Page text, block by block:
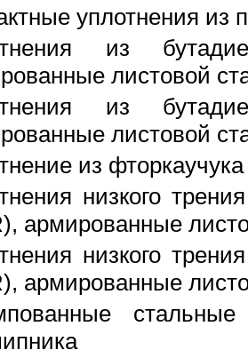
уплотнения из
из
листовой
из
листовой
из
низкого
армированные
низкого
армированные